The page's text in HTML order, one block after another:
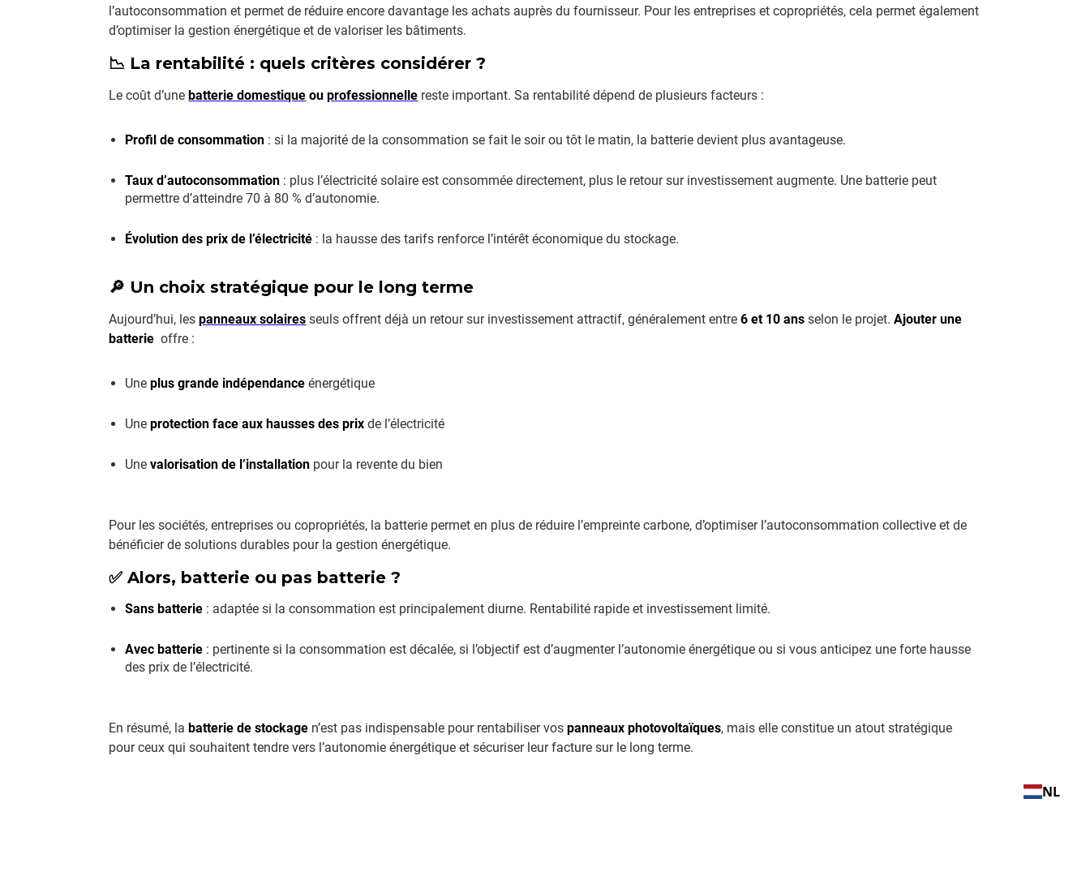
l’autoconsommation et permet de réduire encore davantage les achats auprès du fournisseur. Pour les entreprises et copropriétés, cela permet également
d’optimiser la gestion énergétique et de valoriser les bâtiments.
📉 La rentabilité : quels critères considérer ?
Le coût d’unebatterie domestique ouprofessionnelle reste important. Sa rentabilité dépend de plusieurs facteurs :
Profil de consommation : si la majorité de la consommation se fait le soir ou tôt le matin, la batterie devient plus avantageuse.
Taux d’autoconsommation : plus l’électricité solaire est consommée directement, plus le retour sur investissement augmente. Une batterie peut
permettre d’atteindre 70 à 80 % d’autonomie.
Évolution des prix de l’électricité : la hausse des tarifs renforce l’intérêt économique du stockage.
🔎 Un choix stratégique pour le long terme
Aujourd’hui, lespanneaux solaires seuls offrent déjà un retour sur investissement attractif, généralement entre6 et 10 ans selon le projet.Ajouter une
batterie offre :
Uneplus grande indépendance énergétique
Uneprotection face aux hausses des prix de l’électricité
Unevalorisation de l’installation pour la revente du bien
Pour les sociétés, entreprises ou copropriétés, la batterie permet en plus de réduire l’empreinte carbone, d’optimiser l’autoconsommation collective et de
bénéficier de solutions durables pour la gestion énergétique.
✅ Alors, batterie ou pas batterie ?
Sans batterie : adaptée si la consommation est principalement diurne. Rentabilité rapide et investissement limité.
Avec batterie : pertinente si la consommation est décalée, si l’objectif est d’augmenter l’autonomie énergétique ou si vous anticipez une forte hausse
des prix de l’électricité.
En résumé, labatterie de stockage n’est pas indispensable pour rentabiliser vospanneaux photovoltaïques, mais elle constitue un atout stratégique
pour ceux qui souhaitent tendre vers l’autonomie énergétique et sécuriser leur facture sur le long terme.
NL